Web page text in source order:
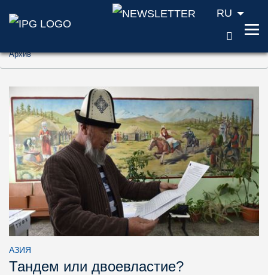
Перейти к содержанию (ключ доступа
Перейти к поиску (ключ доступа '2')
Перейти к навигации (ключ доступа '3')
RU
Архив
АЗИЯ
Тандем или двоевластие?